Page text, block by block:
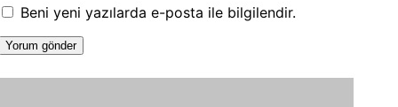
Beni yeni yazılarda e-posta ile bilgilendir.